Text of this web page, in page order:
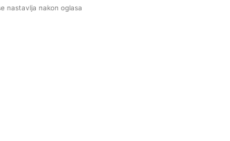
nastavlja nakon oglasa